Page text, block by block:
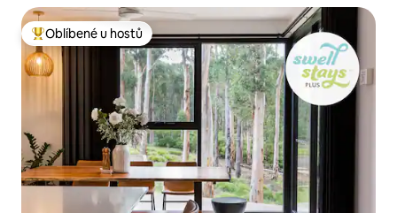
Nejlepší v kategorii Oblíbené u hostů
Oblíbené u hostů